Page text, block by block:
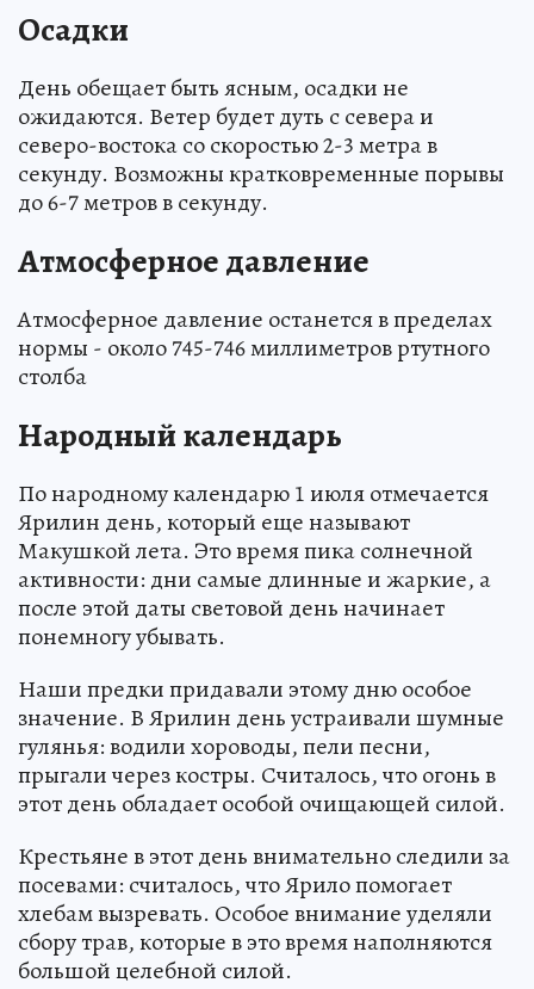
Осадки
День обещает быть ясным, осадки не
ожидаются. Ветер будет дуть с севера и
северо-востока со скоростью 2-3 метра в
секунду. Возможны кратковременные порывы
до 6-7 метров в секунду.
Атмосферное давление
Атмосферное давление останется в пределах
нормы - около 745-746 миллиметров ртутного
столба
Народный календарь
По народному календарю 1 июля отмечается
Ярилин день, который еще называют
Макушкой лета. Это время пика солнечной
активности: дни самые длинные и жаркие, а
после этой даты световой день начинает
понемногу убывать.
Наши предки придавали этому дню особое
значение. В Ярилин день устраивали шумные
гулянья: водили хороводы, пели песни,
прыгали через костры. Считалось, что огонь в
этот день обладает особой очищающей силой.
Крестьяне в этот день внимательно следили за
посевами: считалось, что Ярило помогает
хлебам вызревать. Особое внимание уделяли
сбору трав, которые в это время наполняются
большой целебной силой.